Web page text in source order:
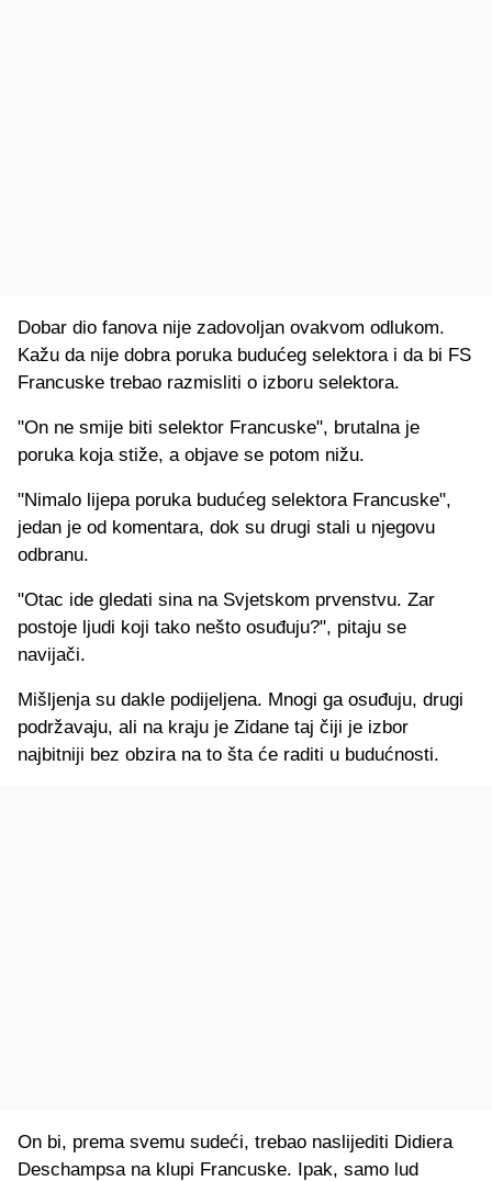
Dobar dio fanova nije zadovoljan ovakvom odlukom.
Kažu da nije dobra poruka budućeg selektora i da bi FS
Francuske trebao razmisliti o izboru selektora.
"On ne smije biti selektor Francuske", brutalna je
poruka koja stiže, a objave se potom nižu.
"Nimalo lijepa poruka budućeg selektora Francuske",
jedan je od komentara, dok su drugi stali u njegovu
odbranu.
"Otac ide gledati sina na Svjetskom prvenstvu. Zar
postoje ljudi koji tako nešto osuđuju?", pitaju se
navijači.
Mišljenja su dakle podijeljena. Mnogi ga osuđuju, drugi
podržavaju, ali na kraju je Zidane taj čiji je izbor
najbitniji bez obzira na to šta će raditi u budućnosti.
On bi, prema svemu sudeći, trebao naslijediti Didiera
Deschampsa na klupi Francuske. Ipak, samo lud